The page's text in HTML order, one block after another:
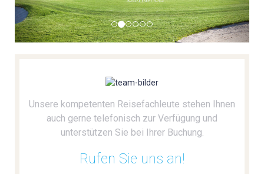
FEWO
HOCHZEITEN
LAST-MINUTE-ANGEBOTE
SERVICE
Unsere kompetenten Reisefachleute stehen Ihnen
auch gerne telefonisch zur Verfügung und
unterstützen Sie bei Ihrer Buchung.
Rufen Sie uns an!